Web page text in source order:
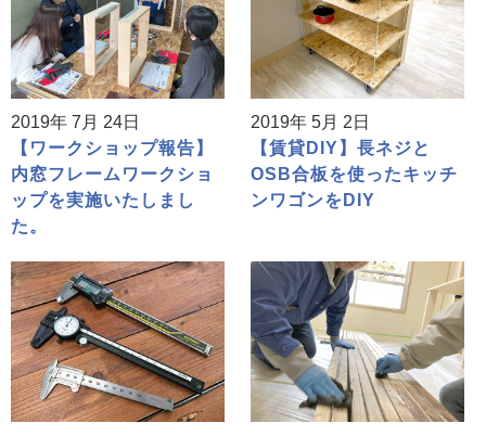
2019年 7月 24日
【ワークショップ報告】
内窓フレームワークショ
ップを実施いたしまし
た。
2019年 5月 2日
【賃貸DIY】長ネジと
OSB合板を使ったキッチ
ンワゴンをDIY